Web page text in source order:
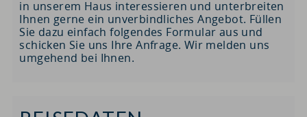
in unserem Haus interessieren und unterbreiten
Ihnen gerne ein unverbindliches Angebot. Füllen
Sie dazu einfach folgendes Formular aus und
schicken Sie uns Ihre Anfrage. Wir melden uns
umgehend bei Ihnen.